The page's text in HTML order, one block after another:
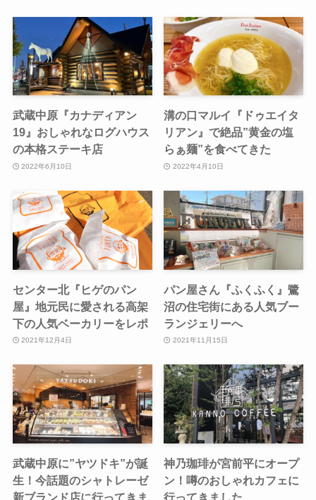
武蔵中原『カナディアン
19』おしゃれなログハウス
の本格ステーキ店
2022年6月10日
溝の口マルイ『ドゥエイタ
リアン』で絶品”黄金の塩
らぁ麺”を食べてきた
2022年4月10日
センター北『ヒゲのパン
屋』地元民に愛される高架
下の人気ベーカリーをレポ
2021年12月4日
パン屋さん『ふくふく』鷺
沼の住宅街にある人気ブー
ランジェリーへ
2021年11月15日
武蔵中原に”ヤツドキ”が誕
生！今話題のシャトレーゼ
新ブランド店に行ってきま
神乃珈琲が宮前平にオープ
ン！噂のおしゃれカフェに
行ってきました